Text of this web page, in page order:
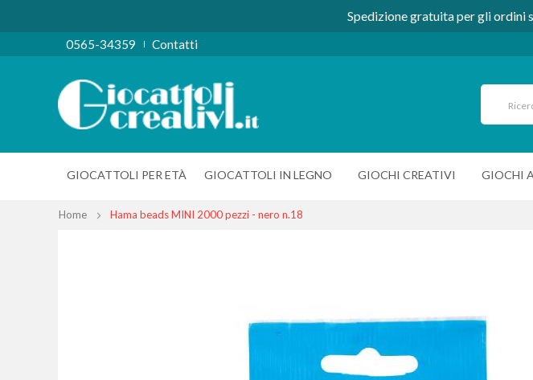
Spedizione gratuita per gli ordini
0565-34359 Contatti
GIOCATTOLI PER ETÀ GIOCATTOLI IN LEGNO GIOCHI CREATIVI GIOCHI
Home Hama beads MINI 2000 pezzi - nero n.18